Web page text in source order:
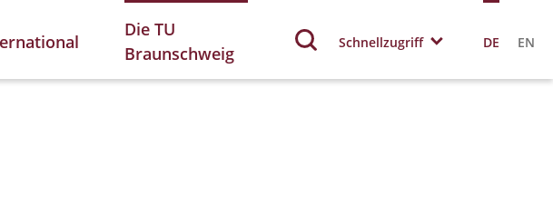
Die TU
Braunschweig
Schnellzugriff DE EN